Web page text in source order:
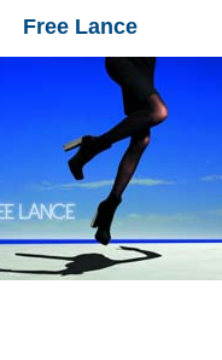
Free Lance